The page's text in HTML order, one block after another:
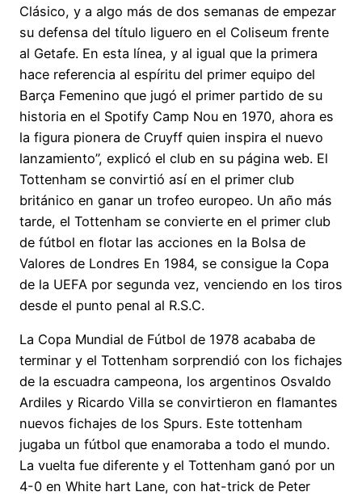
Clásico, y a algo más de dos semanas de empezar
su defensa del título liguero en el Coliseum frente
al Getafe. En esta línea, y al igual que la primera
hace referencia al espíritu del primer equipo del
Barça Femenino que jugó el primer partido de su
historia en el Spotify Camp Nou en 1970, ahora es
la figura pionera de Cruyff quien inspira el nuevo
lanzamiento”, explicó el club en su página web. El
Tottenham se convirtió así en el primer club
británico en ganar un trofeo europeo. Un año más
tarde, el Tottenham se convierte en el primer club
de fútbol en flotar las acciones en la Bolsa de
Valores de Londres En 1984, se consigue la Copa
de la UEFA por segunda vez, venciendo en los tiros
desde el punto penal al R.S.C.
La Copa Mundial de Fútbol de 1978 acababa de
terminar y el Tottenham sorprendió con los fichajes
de la escuadra campeona, los argentinos Osvaldo
Ardiles y Ricardo Villa se convirtieron en flamantes
nuevos fichajes de los Spurs. Este tottenham
jugaba un fútbol que enamoraba a todo el mundo.
La vuelta fue diferente y el Tottenham ganó por un
4-0 en White hart Lane, con hat-trick de Peter